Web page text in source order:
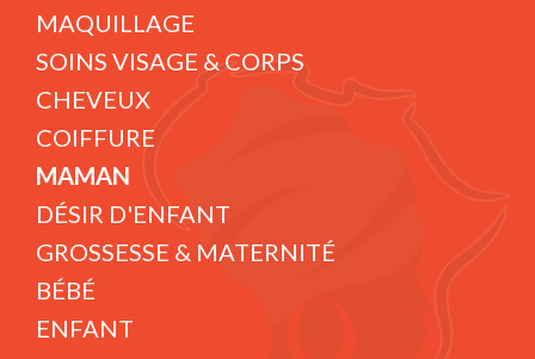
MAQUILLAGE
SOINS VISAGE & CORPS
CHEVEUX
COIFFURE
MAMAN
DÉSIR D'ENFANT
GROSSESSE & MATERNITÉ
BÉBÉ
ENFANT